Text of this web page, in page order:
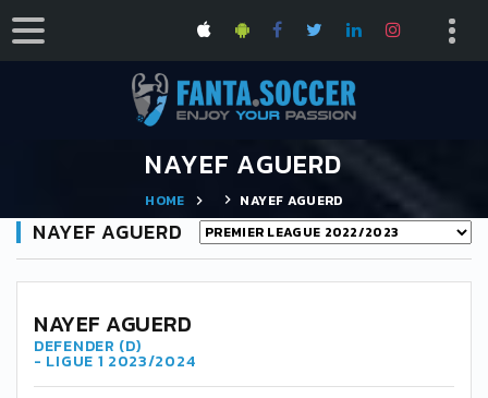
NAYEF AGUERD
HOME NAYEF AGUERD
NAYEF AGUERD
NAYEF AGUERD
DEFENDER (D)
- LIGUE 1 2023/2024